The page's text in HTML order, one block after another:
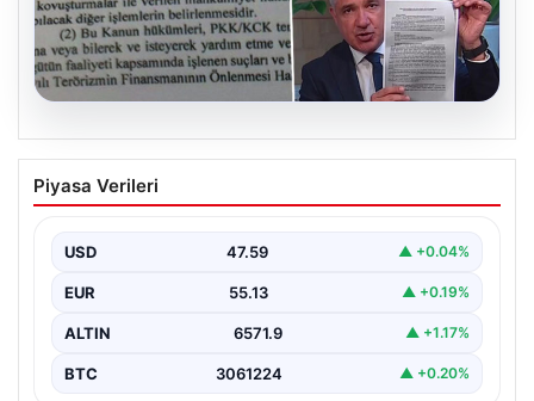
Süreç yasası teklifi tamamlandı. İşte
madde madde kanun teklifi ve
Piyasa Verileri
USD 47.59 ▲ +0.04%
EUR 55.13 ▲ +0.19%
ALTIN 6571.9 ▲ +1.17%
BTC 3061224 ▲ +0.20%